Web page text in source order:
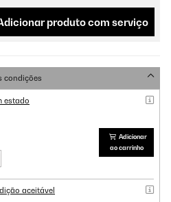
produto com serviço
condições
estado
Adicionar
ao carrinho
aceitável